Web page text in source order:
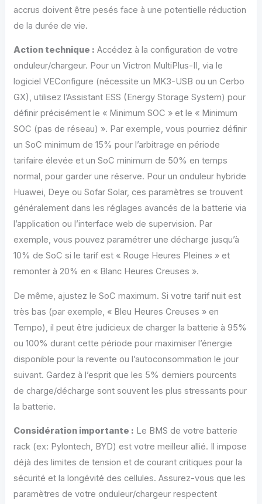
accrus doivent être pesés face à une potentielle réduction
de la durée de vie.
Action technique : Accédez à la configuration de votre
onduleur/chargeur. Pour un Victron MultiPlus-II, via le
logiciel VEConfigure (nécessite un MK3-USB ou un Cerbo
GX), utilisez l’Assistant ESS (Energy Storage System) pour
définir précisément le « Minimum SOC » et le « Minimum
SOC (pas de réseau) ». Par exemple, vous pourriez définir
un SoC minimum de 15% pour l’arbitrage en période
tarifaire élevée et un SoC minimum de 50% en temps
normal, pour garder une réserve. Pour un onduleur hybride
Huawei, Deye ou Sofar Solar, ces paramètres se trouvent
généralement dans les réglages avancés de la batterie via
l’application ou l’interface web de supervision. Par
exemple, vous pouvez paramétrer une décharge jusqu’à
10% de SoC si le tarif est « Rouge Heures Pleines » et
remonter à 20% en « Blanc Heures Creuses ».
De même, ajustez le SoC maximum. Si votre tarif nuit est
très bas (par exemple, « Bleu Heures Creuses » en
Tempo), il peut être judicieux de charger la batterie à 95%
ou 100% durant cette période pour maximiser l’énergie
disponible pour la revente ou l’autoconsommation le jour
suivant. Gardez à l’esprit que les 5% derniers pourcents
de charge/décharge sont souvent les plus stressants pour
la batterie.
Considération importante : Le BMS de votre batterie
rack (ex: Pylontech, BYD) est votre meilleur allié. Il impose
déjà des limites de tension et de courant critiques pour la
sécurité et la longévité des cellules. Assurez-vous que les
paramètres de votre onduleur/chargeur respectent